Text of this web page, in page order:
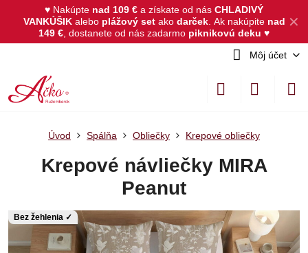
✕
♥ Nakúpte nad 109 € a získate od nás CHLADIVÝ
VANKÚŠIKalebo plážový set akodarček. Ak nakúpite nad
149 € , dostanete od nás zadarmo piknikovú deku ♥
Môj účet
Bez žehlenia ✓
Úvod Spálňa Obliečky Krepové obliečky
Krepové návliečky MIRA
Peanut